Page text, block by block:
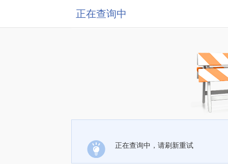
正在查询中
正在查询中，请刷新重试